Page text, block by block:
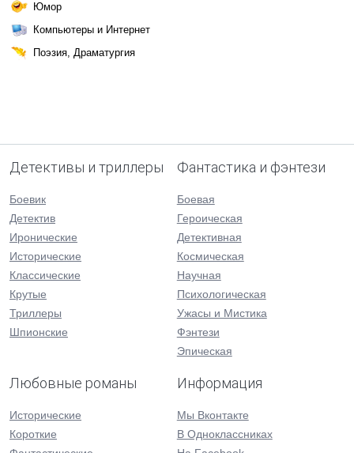
Юмор
Компьютеры и Интернет
Поэзия, Драматургия
Детективы и триллеры
Боевик
Детектив
Иронические
Исторические
Классические
Крутые
Триллеры
Шпионские
Фантастика и фэнтези
Боевая
Героическая
Детективная
Космическая
Научная
Психологическая
Ужасы и Мистика
Фэнтези
Эпическая
Любовные романы
Исторические
Короткие
Информация
Мы Вконтакте
В Одноклассниках